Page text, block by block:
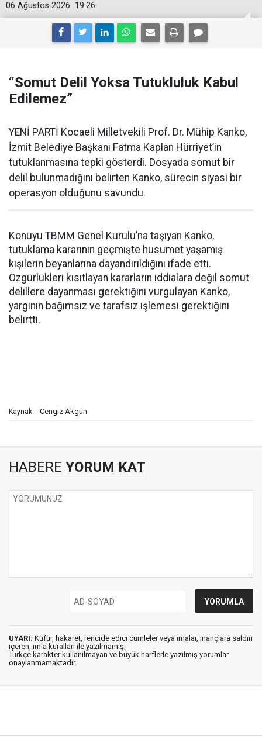
19:26
06 Ağustos 2026
“Somut Delil Yoksa Tutukluluk Kabul
Edilemez”
YENİ PARTİ Kocaeli Milletvekili Prof. Dr. Mühip Kanko,
İzmit Belediye Başkanı Fatma Kaplan Hürriyet’in
tutuklanmasına tepki gösterdi. Dosyada somut bir
delil bulunmadığını belirten Kanko, sürecin siyasi bir
operasyon olduğunu savundu.
Konuyu TBMM Genel Kurulu’na taşıyan Kanko,
tutuklama kararının geçmişte husumet yaşamış
kişilerin beyanlarına dayandırıldığını ifade etti.
Özgürlükleri kısıtlayan kararların iddialara değil somut
delillere dayanması gerektiğini vurgulayan Kanko,
yargının bağımsız ve tarafsız işlemesi gerektiğini
belirtti.
Kaynak: Cengiz Akgün
HABERE YORUM KAT
UYARI: Küfür, hakaret, rencide edici cümleler veya imalar, inançlara saldırı
içeren, imla kuralları ile yazılmamış,
Türkçe karakter kullanılmayan ve büyük harflerle yazılmış yorumlar
onaylanmamaktadır.